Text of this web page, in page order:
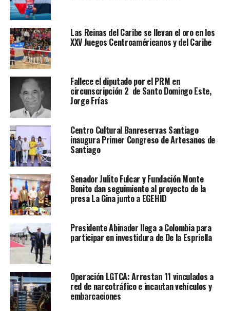
Las Reinas del Caribe se llevan el oro en los
XXV Juegos Centroaméricanos y del Caribe
Fallece el diputado por el PRM en
circunscripción 2 de Santo Domingo Este,
Jorge Frías
Centro Cultural Banreservas Santiago
inaugura Primer Congreso de Artesanos de
Santiago
Senador Julito Fulcar y Fundación Monte
Bonito dan seguimiento al proyecto de la
presa La Gina junto a EGEHID
Presidente Abinader llega a Colombia para
participar en investidura de De la Espriella
Operación LGTCA: Arrestan 11 vinculados a
red de narcotráfico e incautan vehículos y
embarcaciones